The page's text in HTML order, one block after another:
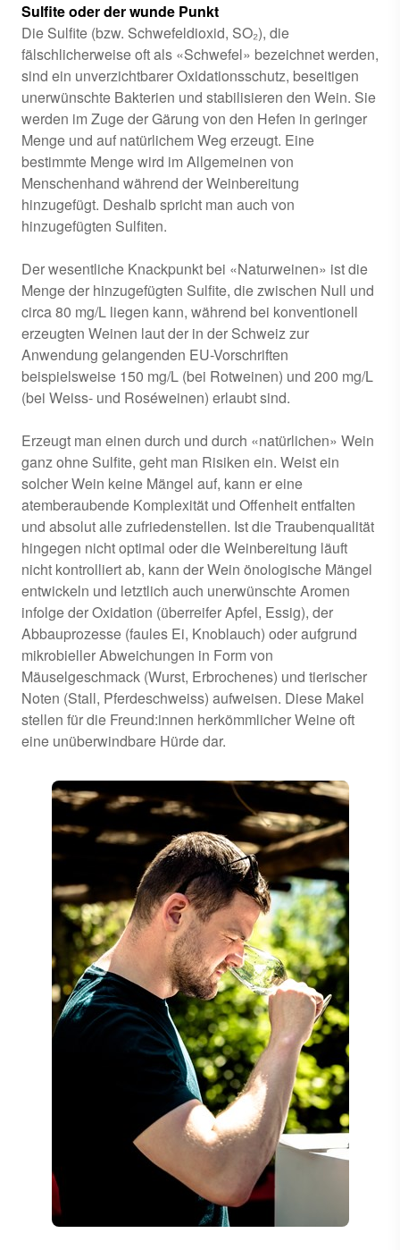
Sulfite oder der wunde Punkt
Die Sulfite (bzw. Schwefeldioxid, SO₂), die
fälschlicherweise oft als «Schwefel» bezeichnet werden,
sind ein unverzichtbarer Oxidationsschutz, beseitigen
unerwünschte Bakterien und stabilisieren den Wein. Sie
werden im Zuge der Gärung von den Hefen in geringer
Menge und auf natürlichem Weg erzeugt. Eine
bestimmte Menge wird im Allgemeinen von
Menschenhand während der Weinbereitung
hinzugefügt. Deshalb spricht man auch von
hinzugefügten Sulfiten.
Der wesentliche Knackpunkt bei «Naturweinen» ist die
Menge der hinzugefügten Sulfite, die zwischen Null und
circa 80 mg/L liegen kann, während bei konventionell
erzeugten Weinen laut der in der Schweiz zur
Anwendung gelangenden EU-Vorschriften
beispielsweise 150 mg/L (bei Rotweinen) und 200 mg/L
(bei Weiss- und Roséweinen) erlaubt sind.
Erzeugt man einen durch und durch «natürlichen» Wein
ganz ohne Sulfite, geht man Risiken ein. Weist ein
solcher Wein keine Mängel auf, kann er eine
atemberaubende Komplexität und Offenheit entfalten
und absolut alle zufriedenstellen. Ist die Traubenqualität
hingegen nicht optimal oder die Weinbereitung läuft
nicht kontrolliert ab, kann der Wein önologische Mängel
entwickeln und letztlich auch unerwünschte Aromen
infolge der Oxidation (überreifer Apfel, Essig), der
Abbauprozesse (faules Ei, Knoblauch) oder aufgrund
mikrobieller Abweichungen in Form von
Mäuselgeschmack (Wurst, Erbrochenes) und tierischer
Noten (Stall, Pferdeschweiss) aufweisen. Diese Makel
stellen für die Freund:innen herkömmlicher Weine oft
eine unüberwindbare Hürde dar.